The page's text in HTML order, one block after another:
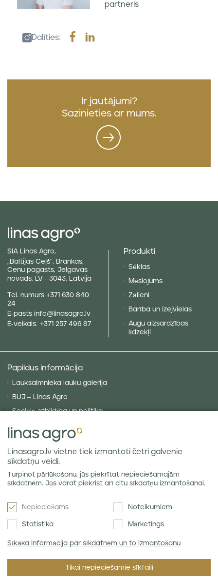
partneris
Dalīties:
Ir jautājumi?
Sazinieties ar mums.
SIA Linas Agro,
„Baltijas Ceļš“, Brankas,
Cenu pagasts, Jelgavas
novads, LV - 3043, Latvija
Tel. numurs +371 630 840
24
E-pasts info@linasagro.lv
E-veikals: +371 257 496 87
Produkti
Sēklas
Mēslojums
Zālieni
Barība un izejvielas
Augu aizsardzības
līdzekļi
Papildus informācija
Lauksaimnieka lauku galerija
BUJ – Linas Agro
Sociālā atbildība un politika
Sīkdatņu politika
VISPĀRĪGIE NOTEIKUMI
Labības tirgus atsauksmes
Jaunumi e-pastā
Linasagro.lv vietnē tiek izmantoti četri galvenie
sīkdatņu veidi.
Turpinot pārlūkošanu, jūs piekrītat nepieciešamajām
sīkdatnēm. Jūs varat piekrist arī citu sīkdatņu izmantošanai.
Nepieciešams Noteikumiem
Statistika Mārketings
Sīkāka informācija par sīkdatnēm un to izmantošanu
Tikai nepieciešamie sīkfaili